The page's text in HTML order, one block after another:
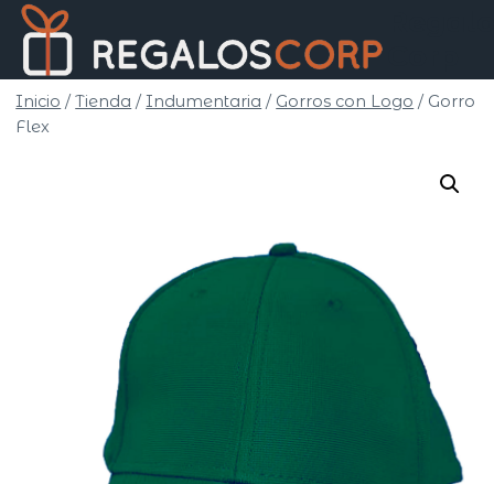
Saltar
contenido
Inicio / Tienda / Indumentaria / Gorros con Logo / Gorro
Flex